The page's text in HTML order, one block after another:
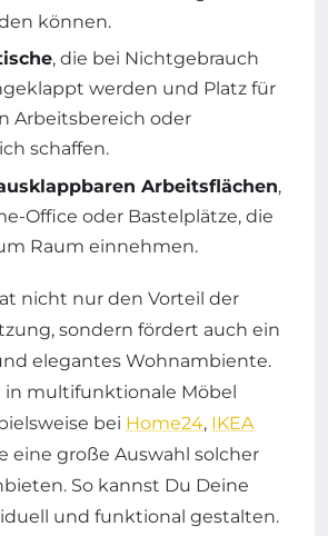
können.
, die bei Nichtgebrauch
werden und Platz für
Arbeitsbereich oder
schaffen.
Arbeitsflächen,
Office oder Bastelplätze, die
Raum einnehmen.
nicht nur den Vorteil der
sondern fördert auch ein
elegantes Wohnambiente.
in multifunktionale Möbel
bei Home24, IKEA
eine große Auswahl solcher
So kannst Du Deine
und funktional gestalten.